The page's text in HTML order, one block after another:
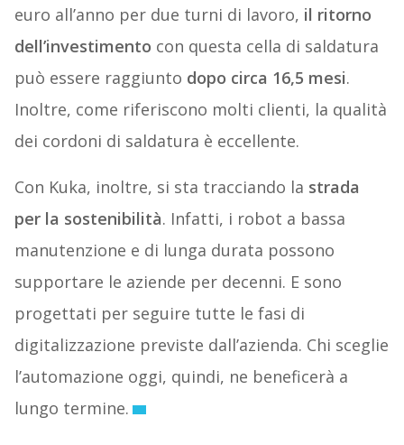
euro all’anno per due turni di lavoro, il ritorno
dell’investimento con questa cella di saldatura
può essere raggiunto dopo circa 16,5 mesi.
Inoltre, come riferiscono molti clienti, la qualità
dei cordoni di saldatura è eccellente.
Con Kuka, inoltre, si sta tracciando la strada
per la sostenibilità. Infatti, i robot a bassa
manutenzione e di lunga durata possono
supportare le aziende per decenni. E sono
progettati per seguire tutte le fasi di
digitalizzazione previste dall’azienda. Chi sceglie
l’automazione oggi, quindi, ne beneficerà a
lungo termine.